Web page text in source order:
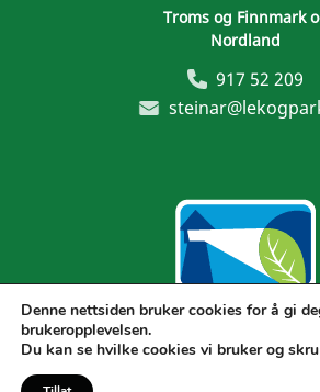
Troms og Finnmark
Nordland
917 52 209
Denne nettsiden bruker cookies for å gi
brukeropplevelsen.
Du kan se hvilke cookies vi bruker og